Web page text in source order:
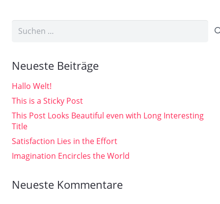
Suchen
Neueste Beiträge
Hallo Welt!
This is a Sticky Post
This Post Looks Beautiful even with Long Interesting
Title
Satisfaction Lies in the Effort
Imagination Encircles the World
Neueste Kommentare